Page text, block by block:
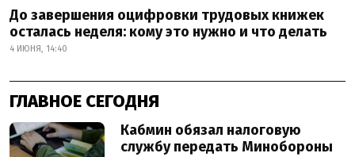
До завершения оцифровки трудовых книжек
осталась неделя: кому это нужно и что делать
4 ИЮНЯ, 14:40
ГЛАВНОЕ СЕГОДНЯ
Кабмин обязал налоговую
службу передать Минобороны